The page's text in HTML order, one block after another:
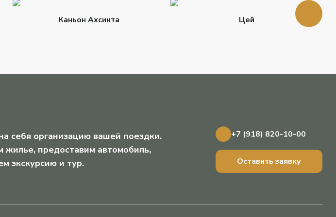
Каньон Ахсинта Цей
себя организацию вашей поездки.
жилье, предоставим автомобиль,
экскурсию и тур.
+7 (918) 820-10-00
Оставить заявку